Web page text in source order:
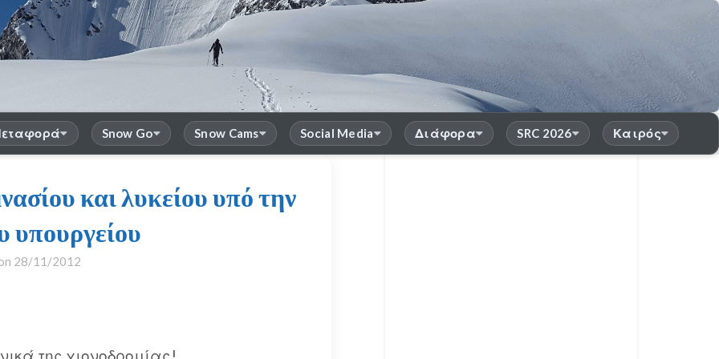
Snow Go Snow Cams Social Media Διάφορα SRC 2026 Καιρός
και λυκείου υπό την
υπουργείου
28/11/2012